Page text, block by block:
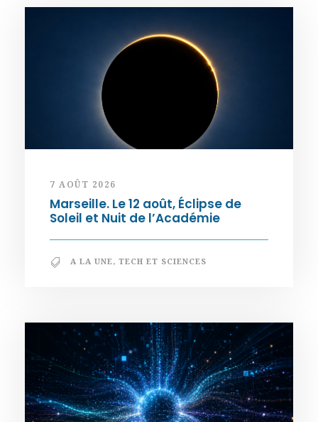
7 AOÛT 2026
Marseille. Le 12 août, Éclipse de
Soleil et Nuit de l’Académie
A LA UNE, TECH ET SCIENCES